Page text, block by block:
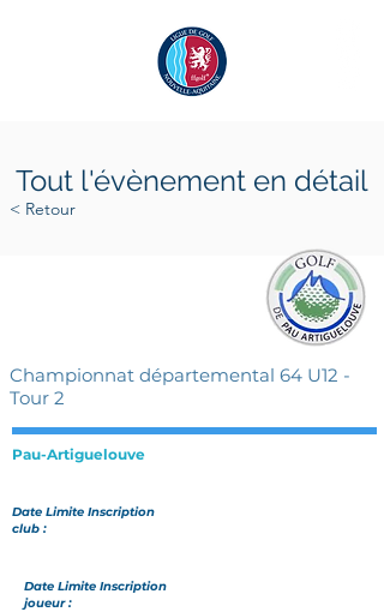
Tout l'évènement en détail
< Retour
Championnat départemental 64 U12 -
Tour 2
Pau-Artiguelouve
Date Limite Inscription
club :
Date Limite Inscription
joueur :